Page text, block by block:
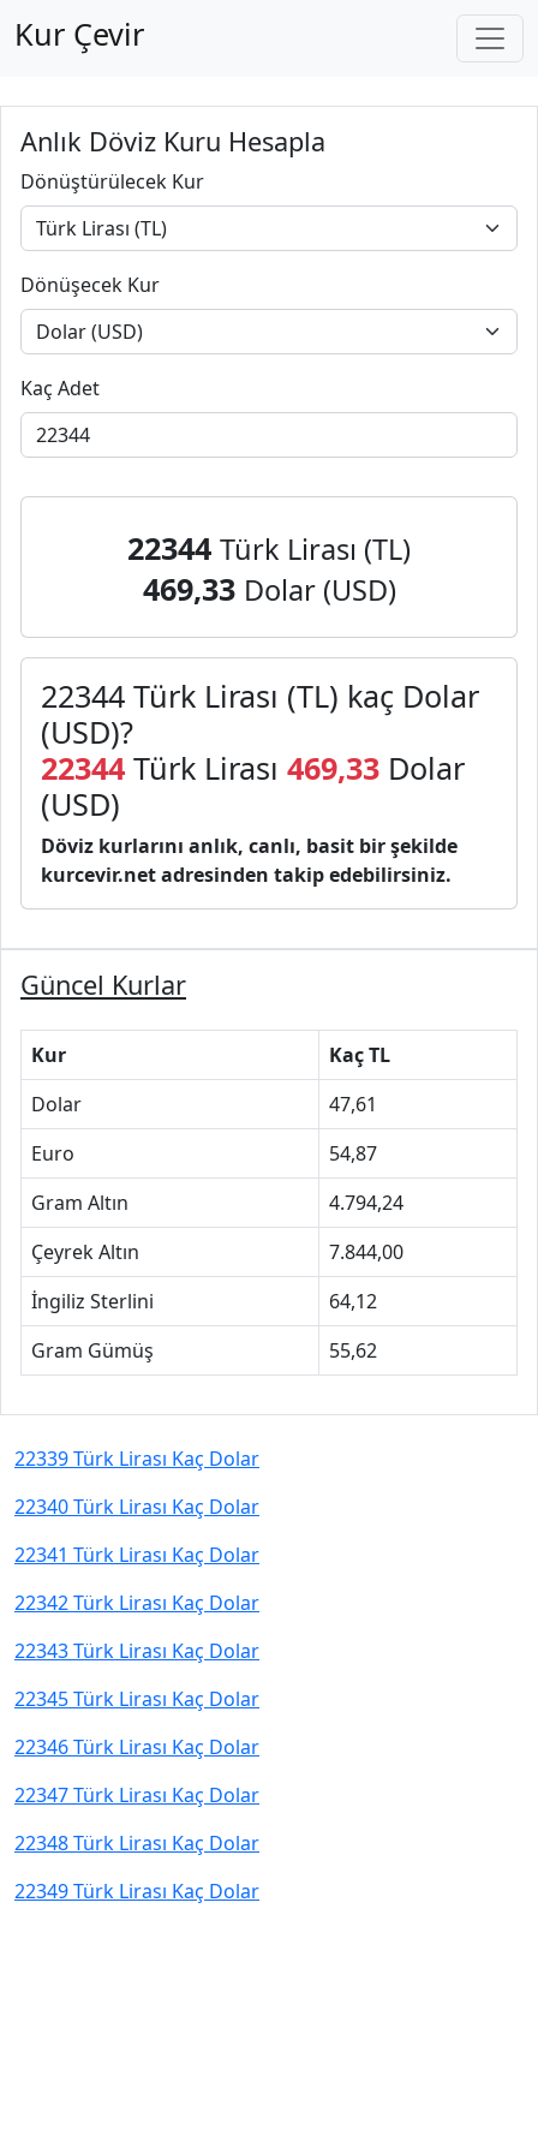
Kur Çevir
Anlık Döviz Kuru Hesapla
Dönüştürülecek Kur
Dönüşecek Kur
Kaç Adet
22344 Türk Lirası (TL)
469,33 Dolar (USD)
22344 Türk Lirası (TL) kaç Dolar
(USD)?
22344 Türk Lirası 469,33 Dolar
(USD)
Döviz kurlarını anlık, canlı, basit bir şekilde
kurcevir.net adresinden takip edebilirsiniz.
Güncel Kurlar
Kur
Kaç TL
Dolar
47,61
Euro
54,87
Gram Altın
4.794,24
Çeyrek Altın
7.844,00
İngiliz Sterlini
64,12
Gram Gümüş
55,62
22339 Türk Lirası Kaç Dolar
22340 Türk Lirası Kaç Dolar
22341 Türk Lirası Kaç Dolar
22342 Türk Lirası Kaç Dolar
22343 Türk Lirası Kaç Dolar
22345 Türk Lirası Kaç Dolar
22346 Türk Lirası Kaç Dolar
22347 Türk Lirası Kaç Dolar
22348 Türk Lirası Kaç Dolar
22349 Türk Lirası Kaç Dolar